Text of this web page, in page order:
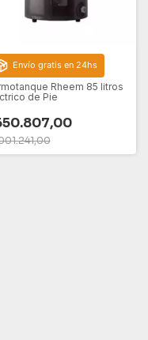
Envío gratis en 24hs
Rheem 85 litros
de Pie